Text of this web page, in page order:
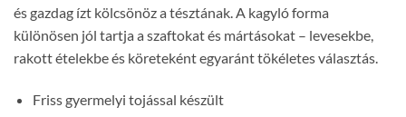
és gazdag ízt kölcsönöz a tésztának. A kagyló forma
különösen jól tartja a szaftokat és mártásokat – levesekbe,
rakott ételekbe és köreteként egyaránt tökéletes választás.
Friss gyermelyi tojással készült